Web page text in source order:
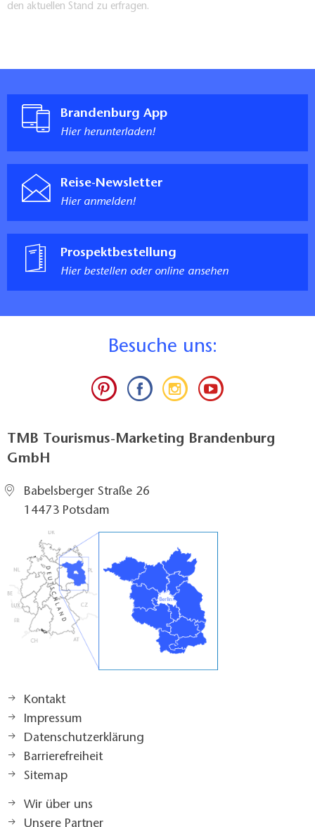
den aktuellen Stand zu erfragen.
Brandenburg App
Hier herunterladen!
Reise-Newsletter
Hier anmelden!
Prospektbestellung
Hier bestellen oder online ansehen
Besuche uns:
TMB Tourismus-Marketing Brandenburg
GmbH
Babelsberger Straße 26
14473 Potsdam
Kontakt
Impressum
Datenschutzerklärung
Barrierefreiheit
Sitemap
Wir über uns
Unsere Partner